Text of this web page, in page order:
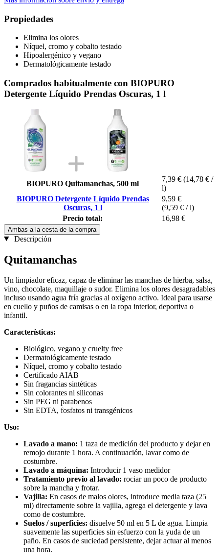
Propiedades
Elimina los olores
Níquel, cromo y cobalto testado
Hipoalergénico y vegano
Dermatológicamente testado
Comprados habitualmente con BIOPURO
Detergente Líquido Prendas Oscuras, 1 l
BIOPURO Quitamanchas, 500 ml
7,39 € (14,78 € /
l)
BIOPURO Detergente Líquido Prendas
Oscuras, 1 l
9,59 €
(9,59 € / l)
Precio total:
16,98 €
Ambas a la cesta de la compra
Descripción
Quitamanchas
Un limpiador eficaz, capaz de eliminar las manchas de hierba, salsa,
vino, chocolate, maquillaje o sudor. Elimina los olores desagradables
incluso usando agua fría gracias al oxígeno activo. Ideal para usarse
en cuello y puños de camisas o en la ropa interior, deportiva o
infantil.
Características:
Biológico, vegano y cruelty free
Dermatológicamente testado
Níquel, cromo y cobalto testado
Certificado AIAB
Sin fragancias sintéticas
Sin colorantes ni siliconas
Sin PEG ni parabenos
Sin EDTA, fosfatos ni transgénicos
Uso:
Lavado a mano: 1 taza de medición del producto y dejar en
remojo durante 1 hora. A continuación, lavar como de
costumbre.
Lavado a máquina: Introducir 1 vaso medidor
Tratamiento previo al lavado: rociar un poco de producto
sobre la mancha y frotar.
Vajilla: En casos de malos olores, introduce media taza (25
ml) directamente sobre la vajilla, agrega el detergente y lava
como de costumbre.
Suelos / superficies: disuelve 50 ml en 5 L de agua. Limpia
suavemente las superficies sin esfuerzo con la yuda de un
paño. En casos de suciedad persistente, dejar actuar al menos
una hora.